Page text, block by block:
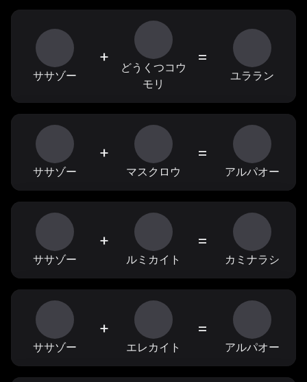
ササゾー
+
どうくつコウ
モリ
=
ユララン
ササゾー
+
マスクロウ
=
アルパオー
ササゾー
+
ルミカイト
=
カミナラシ
ササゾー
+
エレカイト
=
アルパオー